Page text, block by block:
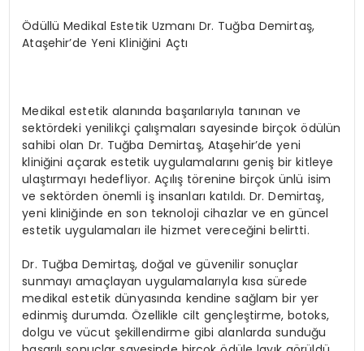
Ödüllü Medikal Estetik Uzmanı Dr. Tuğba Demirtaş,
Ataşehir’de Yeni Kliniğini Açtı
Medikal estetik alanında başarılarıyla tanınan ve
sektördeki yenilikçi çalışmaları sayesinde birçok ödülün
sahibi olan Dr. Tuğba Demirtaş, Ataşehir’de yeni
kliniğini açarak estetik uygulamalarını geniş bir kitleye
ulaştırmayı hedefliyor. Açılış törenine birçok ünlü isim
ve sektörden önemli iş insanları katıldı. Dr. Demirtaş,
yeni kliniğinde en son teknoloji cihazlar ve en güncel
estetik uygulamaları ile hizmet vereceğini belirtti.
Dr. Tuğba Demirtaş, doğal ve güvenilir sonuçlar
sunmayı amaçlayan uygulamalarıyla kısa sürede
medikal estetik dünyasında kendine sağlam bir yer
edinmiş durumda. Özellikle cilt gençleştirme, botoks,
dolgu ve vücut şekillendirme gibi alanlarda sunduğu